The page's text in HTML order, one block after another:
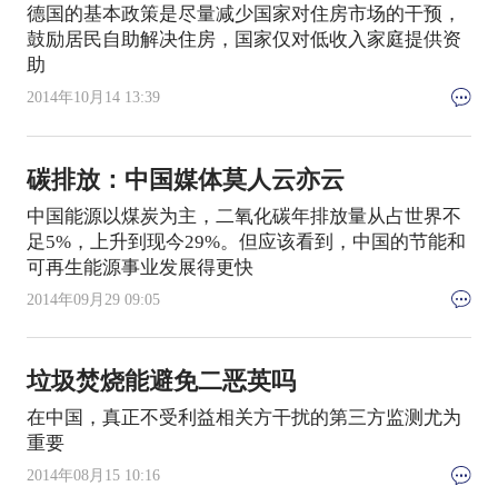
德国的基本政策是尽量减少国家对住房市场的干预，
鼓励居民自助解决住房，国家仅对低收入家庭提供资
助
2014年10月14 13:39
碳排放：中国媒体莫人云亦云
中国能源以煤炭为主，二氧化碳年排放量从占世界不
足5%，上升到现今29%。但应该看到，中国的节能和
可再生能源事业发展得更快
2014年09月29 09:05
垃圾焚烧能避免二恶英吗
在中国，真正不受利益相关方干扰的第三方监测尤为
重要
2014年08月15 10:16